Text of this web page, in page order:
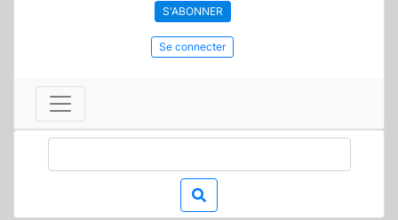
S'ABONNER
Se connecter